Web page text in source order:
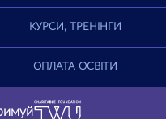
i
a
КУРСИ, ТРЕНІНГИ
ОПЛАТА ОСВІТИ